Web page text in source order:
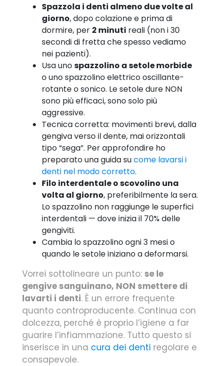
Spazzola i denti almeno due volte al
giorno, dopo colazione e prima di
dormire, per 2 minuti reali (non i 30
secondi di fretta che spesso vediamo
nei pazienti).
Usa unospazzolino a setole morbide
o uno spazzolino elettrico oscillante-
rotante o sonico. Le setole dure NON
sono più efficaci, sono solo più
aggressive.
Tecnica corretta: movimenti brevi, dalla
gengiva verso il dente, mai orizzontali
tipo “sega”. Per approfondire ho
preparato una guida sucome lavarsi i
denti nel modo corretto.
Filo interdentale o scovolino una
volta al giorno, preferibilmente la sera.
Lo spazzolino non raggiunge le superfici
interdentali — dove inizia il 70% delle
gengiviti.
Cambia lo spazzolino ogni 3 mesi o
quando le setole iniziano a deformarsi.
Vorrei sottolineare un punto: se le
gengive sanguinano, NON smettere di
lavarti i denti. È un errore frequente
quanto controproducente. Continua con
dolcezza, perché è proprio l’igiene a far
guarire l’infiammazione. Tutto questo si
inserisce in una cura dei denti regolare e
consapevole.